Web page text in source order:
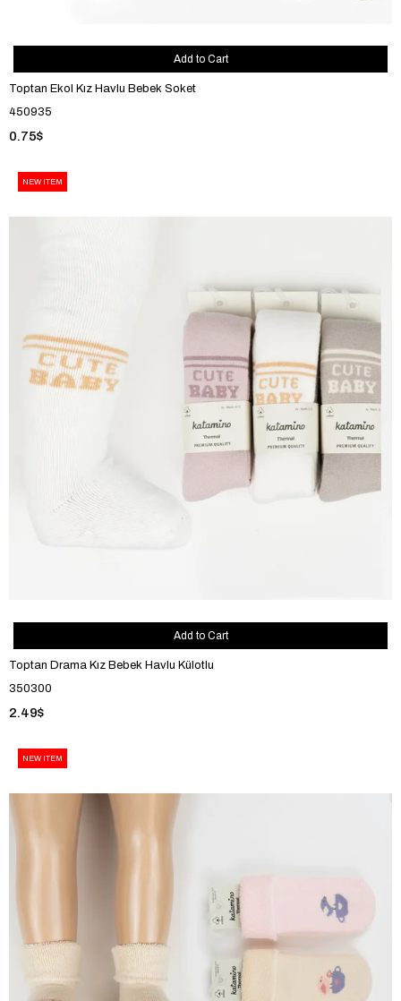
Toptan Ekol Kız Havlu Bebek Soket
450935
0.75$
Add to Cart
Toptan Drama Kız Bebek Havlu Külotlu
350300
2.49$
Add to Cart
NEW ITEM
NEW ITEM